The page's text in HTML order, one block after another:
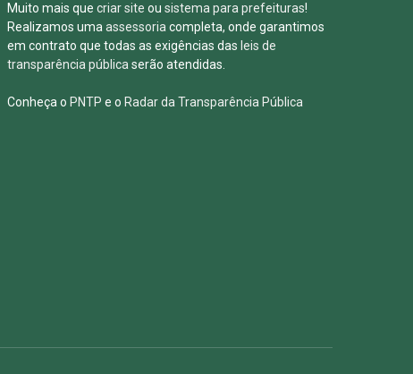
Muito mais que criar site ou sistema para prefeituras!
Realizamos uma assessoria completa, onde garantimos
em contrato que todas as exigências das leis de
transparência pública serão atendidas.
Conheça o PNTP e o Radar da Transparência Pública